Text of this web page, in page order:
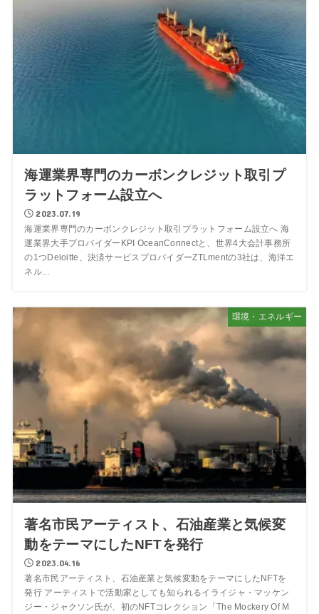
海運業界専門のカーボンクレジット取引プ
ラットフォーム設立へ
2023.07.19
海運業界専門のカーボンクレジット取引プラットフォーム設立へ 海
運業界大手プロバイダーKPI OceanConnectと、世界4大会計事務所
の1つDeloitte、決済サービスプロバイダーZTLmentの3社は、海洋エ
ネル...
環境・エネルギー
著名市民アーティスト、石油産業と気候変
動をテーマにしたNFTを発行
2023.04.16
著名市民アーティスト、石油産業と気候変動をテーマにしたNFTを
発行 アーティストで活動家としても知られるイライジャ・マッケン
ジー・ジャクソン氏が、初のNFTコレクション「The Mockery Of M